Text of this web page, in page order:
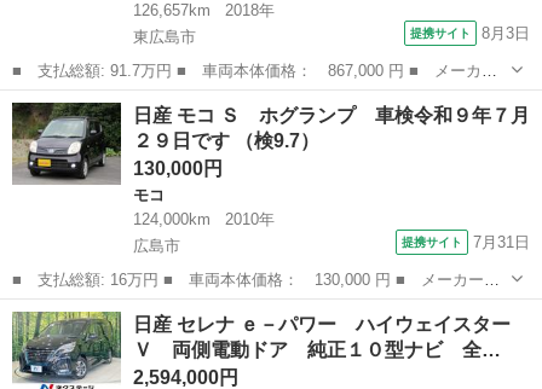
126,657km
2018年
東広島市
提携サイト 8月3日
■ 支払総額: 91.7万円 ■ 車両本体価格： 867,000 円 ■ メーカー
名： 日産 ■ 車種名： セレナ ■ グレード名： オーテック ス
ポーツスペック フルセグナビ ｂｌｕｅｔｏｏｔｈ アラウンドビ
ューモニター...
広島 東広島市
日産 モコ Ｓ ホグランプ 車検令和９年７月
２９日です （検9.7）
130,000円
モコ
124,000km
2010年
広島市
提携サイト 7月31日
■ 支払総額: 16万円 ■ 車両本体価格： 130,000 円 ■ メーカー
名： 日産 ■ 車種名： モコ ■ グレード名： Ｓ ホグランプ
車検令和９年７月２９日です ■ 排気量： 660cc ■ ドア枚数：
5D ■...
広島 広島市 モコ
日産 セレナ ｅ－パワー ハイウェイスター
Ｖ 両側電動ドア 純正１０型ナビ 全…
2,594,000円